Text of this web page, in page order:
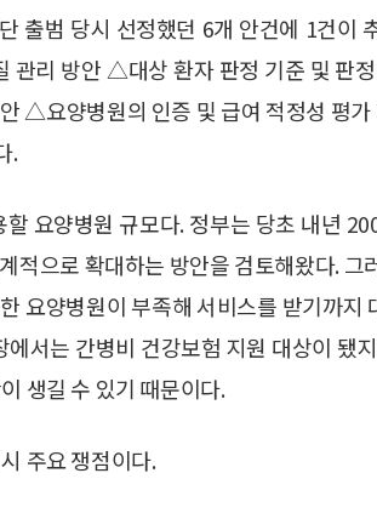
출범 당시 선정했던 6개 안건에 1건이
리 방안 △대상 환자 판정 기준 및 판
△요양병원의 인증 및 급여 적정성 평
.
요양병원 규모다. 정부는 당초 내년
으로 확대하는 방안을 검토해왔다. 그
요양병원이 부족해 서비스를 받기까지
서는 간병비 건강보험 지원 대상이 됐
생길 수 있기 때문이다.
주요 쟁점이다.